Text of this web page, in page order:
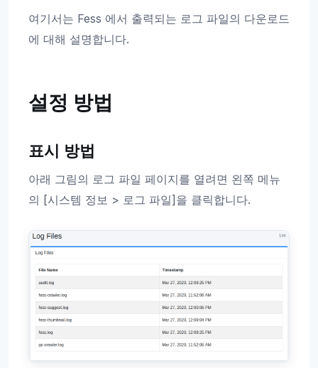
여기서는 Fess 에서 출력되는 로그 파일의 다운로드
에 대해 설명합니다.
설정 방법
표시 방법
아래 그림의 로그 파일 페이지를 열려면 왼쪽 메뉴
의 [시스템 정보 > 로그 파일]을 클릭합니다.